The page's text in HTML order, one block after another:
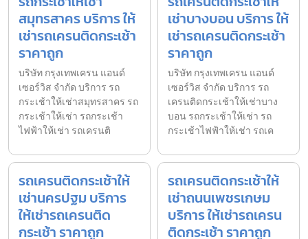
สมุทรสาคร บริการ ให้
เช่ารถเครนติดกระเช้า
ราคาถูก
บริษัท กรุงเทพเครน แอนด์
เซอร์วิส จำกัด บริการ รถ
กระเช้าให้เช่าสมุทรสาคร รถ
กระเช้าให้เช่า รถกระเช้า
ไฟฟ้าให้เช่า รถเครนติ
เช่าบางบอน บริการ ให้
เช่ารถเครนติดกระเช้า
ราคาถูก
บริษัท กรุงเทพเครน แอนด์
เซอร์วิส จำกัด บริการ รถ
เครนติดกระเช้าให้เช่าบาง
บอน รถกระเช้าให้เช่า รถ
กระเช้าไฟฟ้าให้เช่า รถเค
รถเครนติดกระเช้าให้
เช่านครปฐม บริการ
ให้เช่ารถเครนติด
กระเช้า ราคาถูก
รถเครนติดกระเช้าให้
เช่าถนนเพชรเกษม
บริการ ให้เช่ารถเครน
ติดกระเช้า ราคาถูก